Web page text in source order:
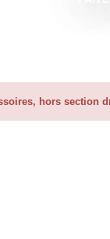
hors section